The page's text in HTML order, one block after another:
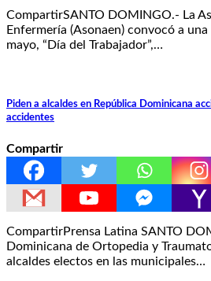
CompartirSANTO DOMINGO.- La
Enfermería (Asonaen) convocó a
mayo, “Día del Trabajador”,…
Piden a alcaldes en República Dominicana
accidentes
Compartir
CompartirPrensa Latina SANTO
Dominicana de Ortopedia y
alcaldes electos en las municipales…